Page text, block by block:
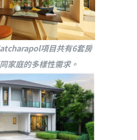
項目共有6套房
家庭的多樣性需求。